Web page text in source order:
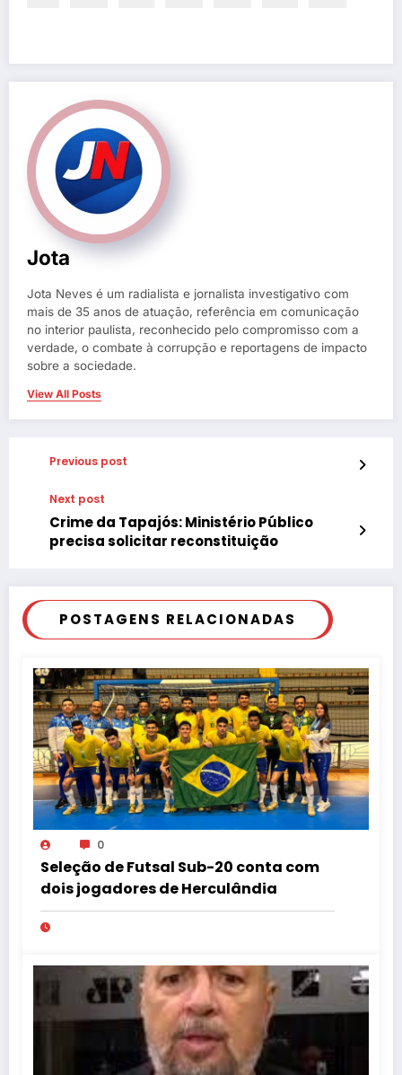
Jota
Jota Neves é um radialista e jornalista investigativo com
mais de 35 anos de atuação, referência em comunicação
no interior paulista, reconhecido pelo compromisso com a
verdade, o combate à corrupção e reportagens de impacto
sobre a sociedade.
View All Posts
Previous post
Next post
Crime da Tapajós: Ministério Público
precisa solicitar reconstituição
POSTAGENS RELACIONADAS
0
Seleção de Futsal Sub-20 conta com
dois jogadores de Herculândia